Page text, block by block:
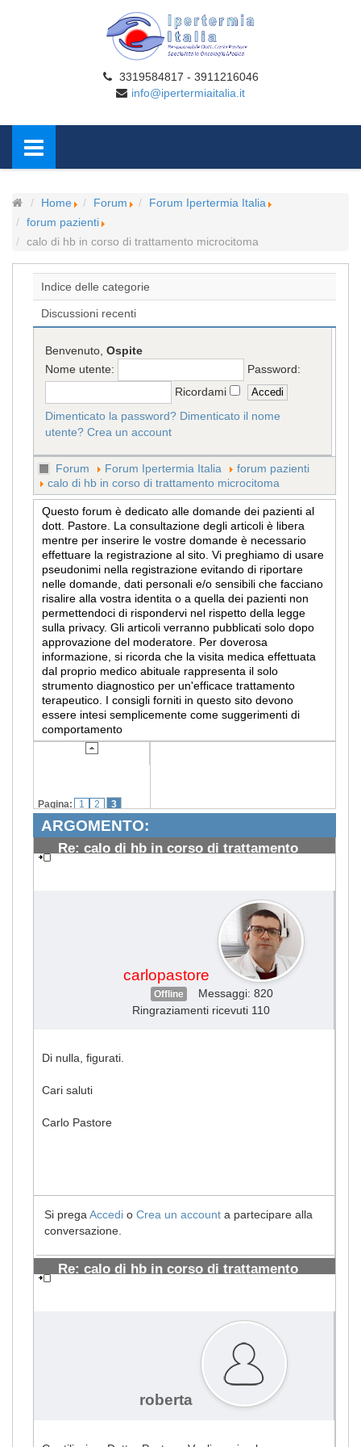
3319584817 - 3911216046
info@ipertermiaitalia.it
Home Forum
Forum Ipertermia Italia
forum pazienti
calo di hb in corso di trattamento microcitoma
Indice delle categorie
Discussioni recenti
Benvenuto,Ospite
Nome utente:
Password:
Ricordami
Dimenticato la password? Dimenticato il nome
utente? Crea un account
Forum Forum Ipertermia Italia
forum pazienti
calo di hb in corso di trattamento microcitoma
Questo forum è dedicato alle domande dei pazienti al
dott. Pastore. La consultazione degli articoli è libera
mentre per inserire le vostre domande è necessario
effettuare la registrazione al sito. Vi preghiamo di usare
pseudonimi nella registrazione evitando di riportare
nelle domande, dati personali e/o sensibili che facciano
risalire alla vostra identita o a quella dei pazienti non
permettendoci di rispondervi nel rispetto della legge
sulla privacy. Gli articoli verranno pubblicati solo dopo
approvazione del moderatore. Per doverosa
informazione, si ricorda che la visita medica effettuata
dal proprio medico abituale rappresenta il solo
strumento diagnostico per un'efficace trattamento
terapeutico. I consigli forniti in questo sito devono
essere intesi semplicemente come suggerimenti di
comportamento
Pagina: 1 2 3
ARGOMENTO:
Re: calo di hb in corso di trattamento
carlopastore
Offline
Messaggi: 820
Ringraziamenti ricevuti 110
Di nulla, figurati.
Cari saluti
Carlo Pastore
Si prega Accedi o Crea un account a partecipare alla
conversazione.
Re: calo di hb in corso di trattamento
roberta